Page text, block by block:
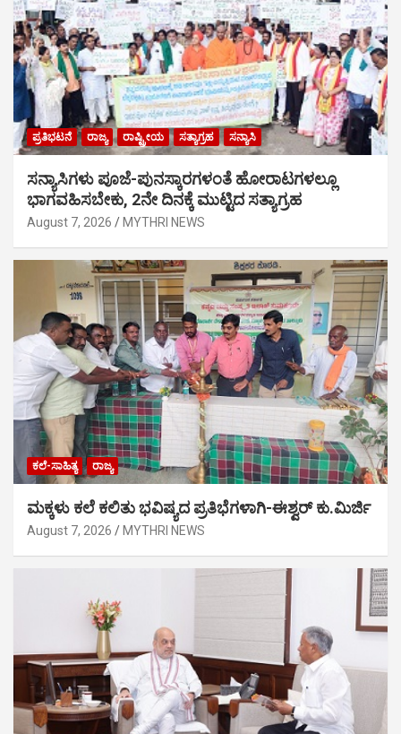
ಪ್ರತಿಭಟನೆ ರಾಜ್ಯ ರಾಷ್ಟ್ರೀಯ ಸತ್ಯಾಗ್ರಹ ಸನ್ಯಾಸಿ
ಸನ್ಯಾಸಿಗಳು ಪೂಜೆ-ಪುನಸ್ಕಾರಗಳಂತೆ ಹೋರಾಟಗಳಲ್ಲೂ
ಭಾಗವಹಿಸಬೇಕು, 2ನೇ ದಿನಕ್ಕೆ ಮುಟ್ಟಿದ ಸತ್ಯಾಗ್ರಹ
August 7, 2026 MYTHRI NEWS
ಕಲೆ-ಸಾಹಿತ್ಯ ರಾಜ್ಯ
ಮಕ್ಕಳು ಕಲೆ ಕಲಿತು ಭವಿಷ್ಯದ ಪ್ರತಿಭೆಗಳಾಗಿ-ಈಶ್ವರ್ ಕು.ಮಿರ್ಜಿ
August 7, 2026 MYTHRI NEWS